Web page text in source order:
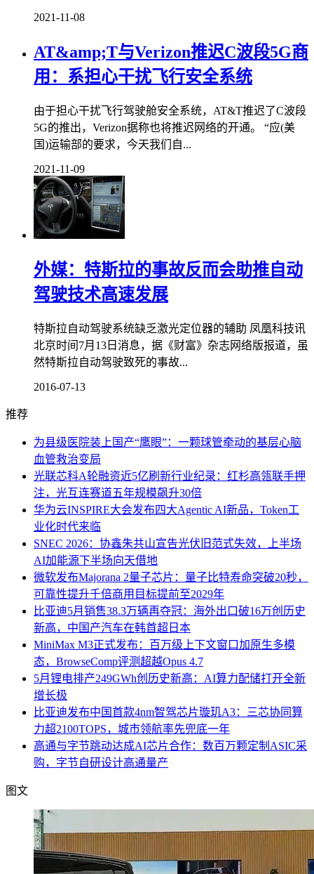
2021-11-08
AT&amp;T与Verizon推迟C波段5G商
用：系担心干扰飞行安全系统
由于担心干扰飞行驾驶舱安全系统，AT&T推迟了C波段
5G的推出，Verizon据称也将推迟网络的开通。 “应(美
国)运输部的要求，今天我们自...
2021-11-09
外媒：特斯拉的事故反而会助推自动
驾驶技术高速发展
特斯拉自动驾驶系统缺乏激光定位器的辅助 凤凰科技讯
北京时间7月13日消息，据《财富》杂志网络版报道，虽
然特斯拉自动驾驶致死的事故...
2016-07-13
推荐
为县级医院装上国产“鹰眼”：一颗球管牵动的基层心脑
血管救治变局
光联芯科A轮融资近5亿刷新行业纪录：红杉高瓴联手押
注，光互连赛道五年规模飙升30倍
华为云INSPIRE大会发布四大Agentic AI新品，Token工
业化时代来临
SNEC 2026：协鑫朱共山宣告光伏旧范式失效，上半场
AI加能源下半场向天借地
微软发布Majorana 2量子芯片：量子比特寿命突破20秒，
可靠性提升千倍商用目标提前至2029年
比亚迪5月销售38.3万辆再夺冠：海外出口破16万创历史
新高，中国产汽车在韩首超日本
MiniMax M3正式发布：百万级上下文窗口加原生多模
态，BrowseComp评测超越Opus 4.7
5月锂电排产249GWh创历史新高：AI算力配储打开全新
增长极
比亚迪发布中国首款4nm智驾芯片璇玑A3：三芯协同算
力超2100TOPS，城市领航率先兜底一年
高通与字节跳动达成AI芯片合作：数百万颗定制ASIC采
购，字节自研设计高通量产
图文